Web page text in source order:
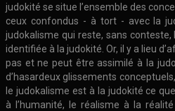
judokité se situe l’ensemble des
ceux confondus - à tort - avec la
judokalisme qui reste, sans
identifiée à la judokité. Or, il y a lieu
pas et ne peut être assimilé à la
d’hasardeux glissements
le judokalisme est à la judokité ce
à l’humanité, le réalisme à la